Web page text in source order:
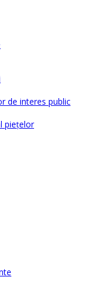
de interes public
pieţelor